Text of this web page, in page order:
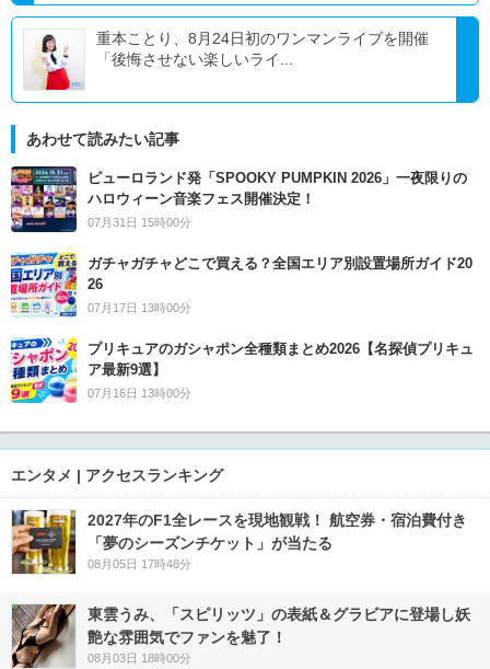
重本ことり、8月24日初のワンマンライブを開催
「後悔させない楽しいライ...
あわせて読みたい記事
ピューロランド発「SPOOKY PUMPKIN 2026」一夜限りの
ハロウィーン音楽フェス開催決定！
07月31日 15時00分
ガチャガチャどこで買える？全国エリア別設置場所ガイド20
26
07月17日 13時00分
プリキュアのガシャポン全種類まとめ2026【名探偵プリキュ
ア最新9選】
07月16日 13時00分
エンタメ | アクセスランキング
2027年のF1全レースを現地観戦！ 航空券・宿泊費付き
「夢のシーズンチケット」が当たる
08月05日 17時48分
東雲うみ、「スピリッツ」の表紙＆グラビアに登場し妖
艶な雰囲気でファンを魅了！
08月03日 18時00分